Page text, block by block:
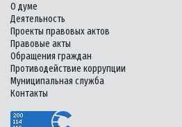
О думе
Деятельность
Проекты правовых актов
Правовые акты
Обращения граждан
Противодействие коррупции
Муниципальная служба
Контакты